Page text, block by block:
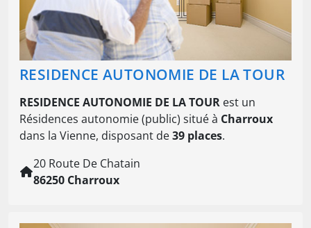
RESIDENCE AUTONOMIE DE LA TOUR
RESIDENCE AUTONOMIE DE LA TOUR est un
Résidences autonomie (public) situé à Charroux
dans la Vienne, disposant de39 places.
20 Route De Chatain
86250 Charroux